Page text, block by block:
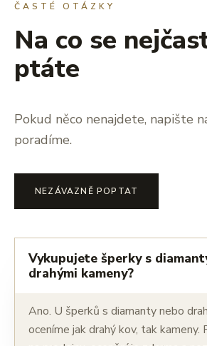
ČASTÉ OTÁZKY
Na co se
ptáte
Pokud něco nenajdete, napište
poradíme.
NEZÁVAZNĚ POPTAT
Vykupujete šperky s
drahými kameny?
Ano. U šperků s diamanty nebo
oceníme jak drahý kov, tak